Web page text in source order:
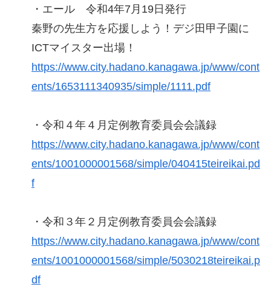
・エール 令和4年7月19日発行
秦野の先生方を応援しよう！デジ田甲子園に
ICTマイスター出場！
https://www.city.hadano.kanagawa.jp/www/cont
ents/1653111340935/simple/1111.pdf
・令和４年４月定例教育委員会会議録
https://www.city.hadano.kanagawa.jp/www/cont
ents/1001000001568/simple/040415teireikai.pd
f
・令和３年２月定例教育委員会会議録
https://www.city.hadano.kanagawa.jp/www/cont
ents/1001000001568/simple/5030218teireikai.p
df